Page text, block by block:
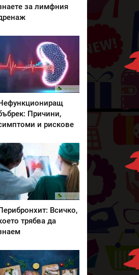
за лимфния
Причини,
и рискове
Всичко,
трябва да